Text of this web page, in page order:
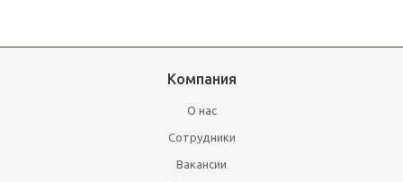
Компания
О нас
Сотрудники
Вакансии